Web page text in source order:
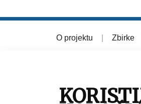
O projektu Zbirke